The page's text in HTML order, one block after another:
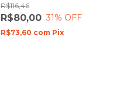
R$80,00
R$116,46
31% OFF
R$73,60 com Pix